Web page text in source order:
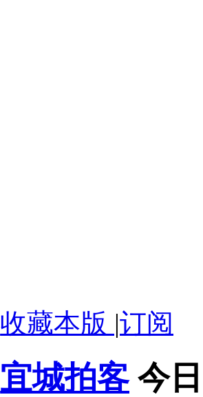
收藏本版 |订阅
宜城拍客 今